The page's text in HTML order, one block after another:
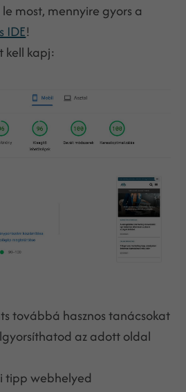
most, mennyire gyors a
IDE!
kell kapj:
továbbá hasznos tanácsokat
az adott oldal
tipp webhelyed